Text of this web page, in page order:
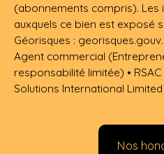
(abonnements compris). Les
auxquels ce bien est exposé
Géorisques :
Agent commercial
responsabilité limitée) • RSAC
Solutions International Limited
Nos